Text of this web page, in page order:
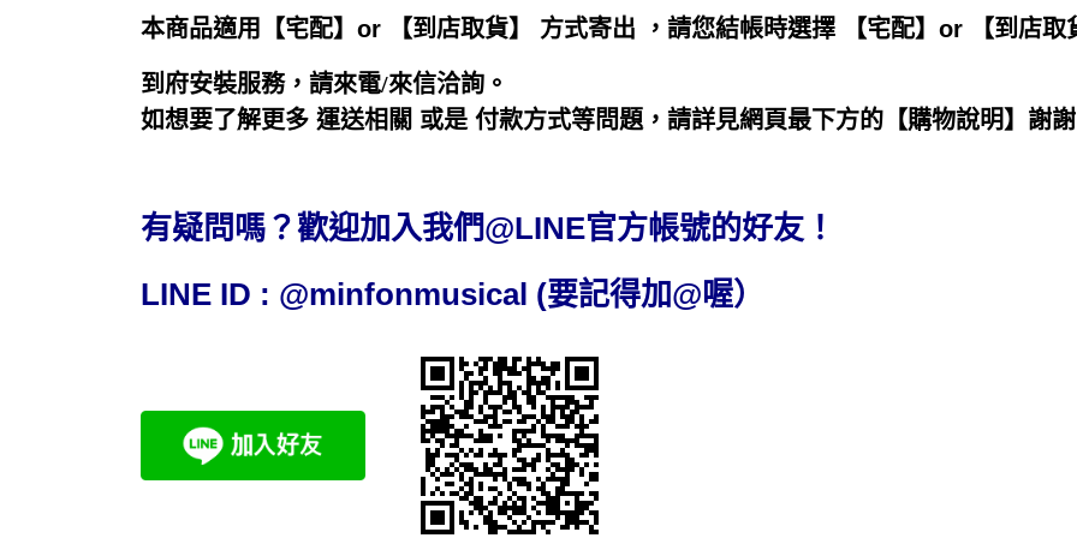
本商品適用【宅配】or 【到店取貨】 方式寄出 ，請您結帳時選擇 【宅配】or 【到店取
到府安裝服務，請來電/來信洽詢。
如想要了解更多 運送相關 或是 付款方式等問題，請詳見網頁最下方的【購物說明】謝
有疑問嗎？歡迎加入我們@LINE官方帳號的好友！
LINE ID : @minfonmusical (要記得加@喔）